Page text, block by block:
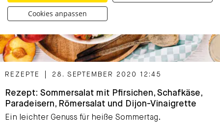
CATEGORIZED AS
REZEPTE 28. SEPTEMBER 2020 12:45
Rezept: Sommersalat mit Pfirsichen, Schafkäse,
Paradeisern, Römersalat und Dijon-Vinaigrette
Ein leichter Genuss für heiße Sommertag.
Cookies anpassen